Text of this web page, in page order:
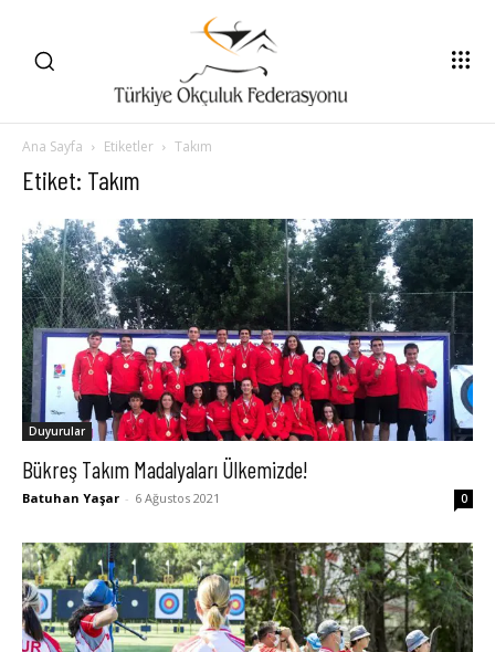
Ana Sayfa Etiketler Takım
Etiket: Takım
Duyurular
Bükreş Takım Madalyaları Ülkemizde!
Batuhan Yaşar - 6 Ağustos 2021 0